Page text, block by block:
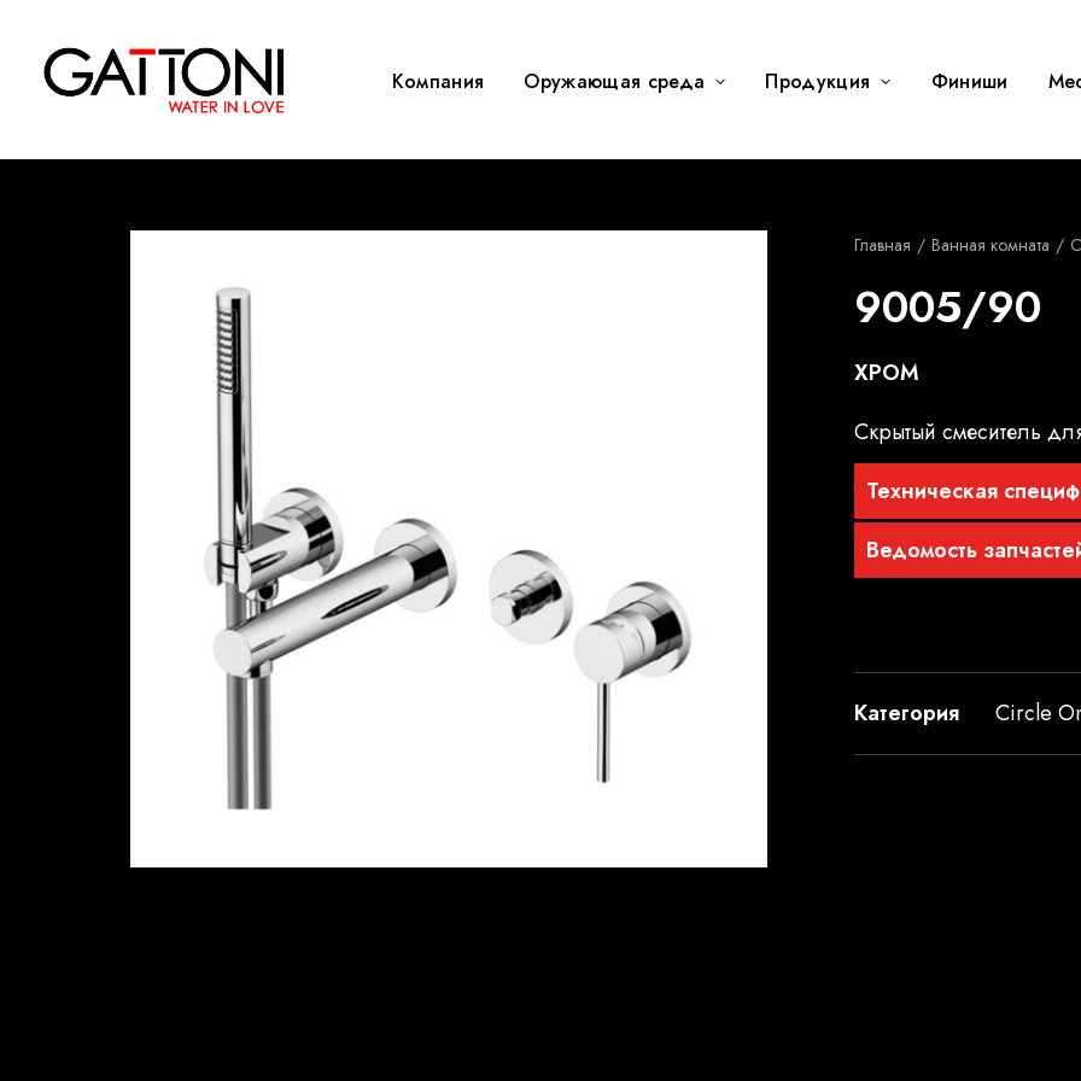
Компания Oружающая среда Продукция Финиши
Главная Ванная комната
9005/90
ХРОМ
Скрытый смеситель
Техническая
Ведомость
Категория Circle